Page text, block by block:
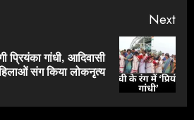
Next
प्रियंका गांधी, आदिवासी
संग किया लोकनृत्य